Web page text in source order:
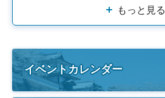
もっと見る
イベントカレンダー